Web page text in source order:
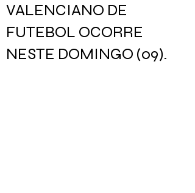
VALENCIANO DE
FUTEBOL OCORRE
NESTE DOMINGO (09).